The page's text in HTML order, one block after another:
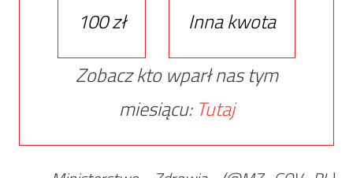
100 zł
Inna kwota
Zobacz kto wparł nas tym
miesiącu: Tutaj